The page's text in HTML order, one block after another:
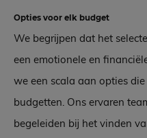
Opties voor elk budget
We begrijpen dat het
een emotionele en
we een scala aan opties
budgetten. Ons ervaren
begeleiden bij het vinden